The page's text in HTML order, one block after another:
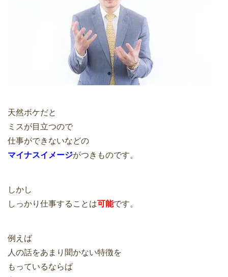
天然ボケだと
ミスが目立つので
仕事ができないなどの
マイナスイメージがつきものです。
しかし
しっかり仕事することは可能です。
例えば
人の話をあまり聞かない特徴を
もっているならば